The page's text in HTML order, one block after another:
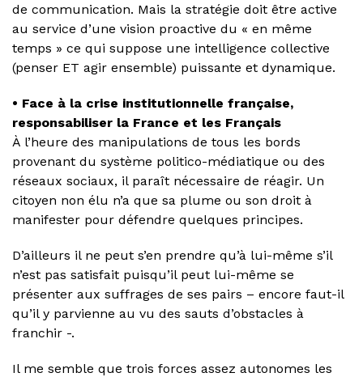
de communication. Mais la stratégie doit être active
au service d’une vision proactive du « en même
temps » ce qui suppose une intelligence collective
(penser ET agir ensemble) puissante et dynamique.
• Face à la crise institutionnelle française,
responsabiliser la France et les Français
À l’heure des manipulations de tous les bords
provenant du système politico-médiatique ou des
réseaux sociaux, il paraît nécessaire de réagir. Un
citoyen non élu n’a que sa plume ou son droit à
manifester pour défendre quelques principes.
D’ailleurs il ne peut s’en prendre qu’à lui-même s’il
n’est pas satisfait puisqu’il peut lui-même se
présenter aux suffrages de ses pairs – encore faut-il
qu’il y parvienne au vu des sauts d’obstacles à
franchir -.
Il me semble que trois forces assez autonomes les